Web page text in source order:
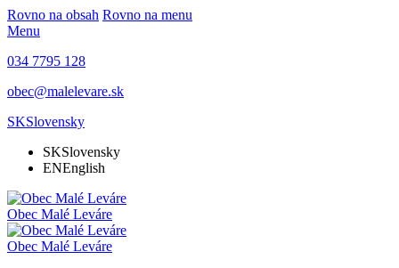
Rovno na obsah Rovno na menu
Menu
034 7795 128
obec@malelevare.sk
SKSlovensky
SKSlovensky
ENEnglish
Obec Malé Leváre
Obec Malé Leváre